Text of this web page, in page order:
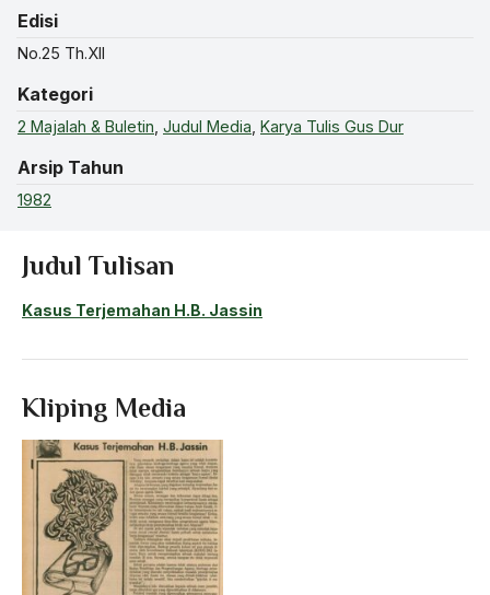
Edisi
No.25 Th.XII
Kategori
2 Majalah & Buletin Judul Media Karya Tulis Gus Dur
Arsip Tahun
1982
Judul Tulisan
Kasus Terjemahan H.B. Jassin
Kliping Media